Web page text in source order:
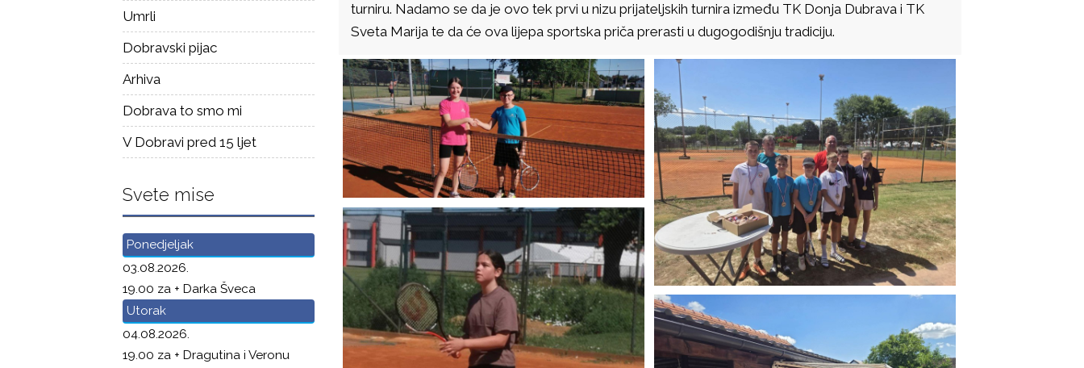
turniru. Nadamo se da je ovo tek prvi u nizu prijateljskih turnira između TK Donja Dubrava i TK
Sveta Marija te da će ova lijepa sportska priča prerasti u dugogodišnju tradiciju.
Umrli
Dobravski pijac
Arhiva
Dobrava to smo mi
V Dobravi pred 15 ljet
Svete mise
Ponedjeljak
03.08.2026.
19.00 za + Darka Šveca
Utorak
04.08.2026.
19.00 za + Dragutina i Veronu